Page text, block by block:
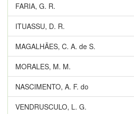
FARIA, G. R.
ITUASSU, D. R.
MAGALHÃES, C. A. de S.
MORALES, M. M.
NASCIMENTO, A. F. do
VENDRUSCULO, L. G.